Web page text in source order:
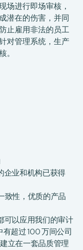
场进行即场审核，
潜在的伤害，并同
止雇用非法的员工
对管理系统，生产
。
企业和机构已获得
致性，优质的产品
可以应用我们的审计
超过 100 万间公司
立在一套品质管理